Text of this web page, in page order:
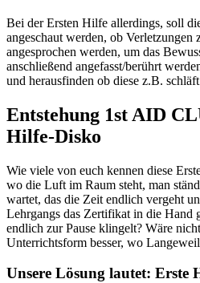
Bei der Ersten Hilfe allerdings, soll
angeschaut werden, ob Verletzungen
angesprochen werden, um das
anschließend angefasst/berührt
und herausfinden ob diese z.B.
Entstehung 1st AID
Hilfe-Disko
Wie viele von euch kennen diese
wo die Luft im Raum steht, man
wartet, das die Zeit endlich vergeht
Lehrgangs das Zertifikat in die Hand
endlich zur Pause klingelt? Wäre
Unterrichtsform besser, wo
Unsere Lösung lautet: Erste